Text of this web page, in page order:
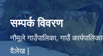
सम्पर्क विवरण
नौमूले गाउँपालिका, गाउँ
दैलेख |